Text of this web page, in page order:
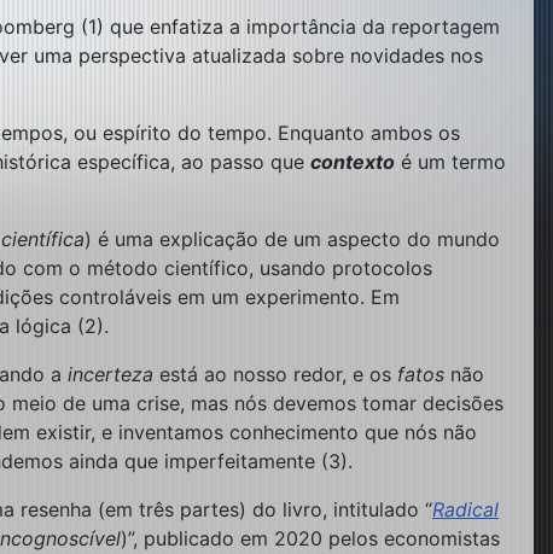
(1) que enfatiza a importância da reportagem
uma perspectiva atualizada sobre novidades nos
ou espírito do tempo. Enquanto ambos os
específica, ao passo que contexto é um termo
) é uma explicação de um aspecto do mundo
com o método científico, usando protocolos
controláveis em um experimento. Em
lógica (2).
a incerteza está ao nosso redor, e os fatos não
de uma crise, mas nós devemos tomar decisões
existir, e inventamos conhecimento que nós não
ainda que imperfeitamente (3).
resenha (em três partes) do livro, intitulado “Radical
)”, publicado em 2020 pelos economistas